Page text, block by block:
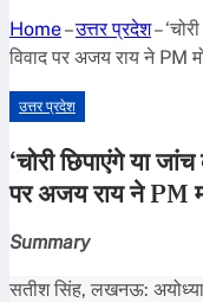
Home–उत्तर प्रदेश–
विवाद पर अजय राय ने PM
उत्तर प्रदेश
‘चोरी छिपाएंगे या
पर अजय राय ने PM
Summary
सतीश सिंह, लखनऊ: अयोध्या